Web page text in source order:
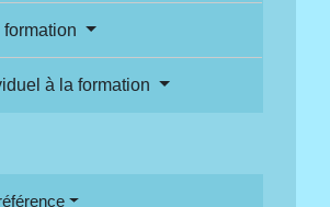
à la formation